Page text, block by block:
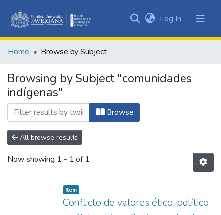
&
All of DSpace
Log In (current)
Home Browse by Subject
Browsing by Subject "comunidades
indígenas"
Browse
All browse results
Now showing 1 - 1 of 1
Item
Conflicto de valores ético-político